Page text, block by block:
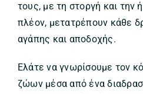
τους, με τη στοργή και την
πλέον, μετατρέπουν κάθε
αγάπης και αποδοχής.
Ελάτε να γνωρίσουμε τον
ζώων μέσα από ένα